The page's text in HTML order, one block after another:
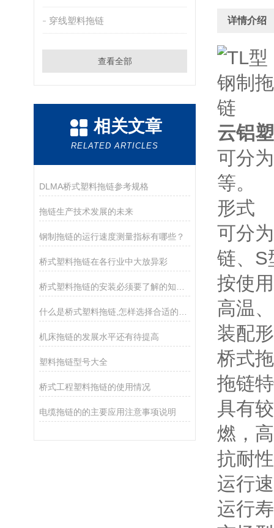
穿线塑料拖链
查看全部
相关文章
RELATED ARTICLES
DLMA桥式塑料拖链参考规格
拖链生产技术发展的未来
钢制拖链的运行速度测量指标有哪些？
桥式塑料拖链在各行业中大放异彩
机床拖链的发展水平还有待提高
塑料拖链型号大全
桥式工程塑料拖链的使用情况
电缆拖链的的主要应用注意事项说明
详情介绍
云铝
可分
等。
形式
可分
链、S
按使
高温
装配
桥式
拖链
具有
燃，
抗耐
运行
运行